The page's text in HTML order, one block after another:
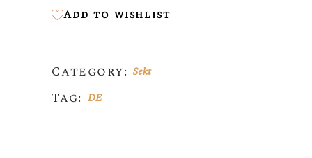
Add to wishlist
Category: Sekt
Tag: DE